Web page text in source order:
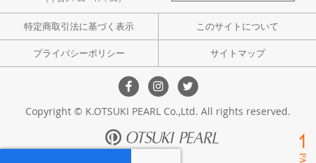
特定商取引法に基づく表示 このサイトについて
プライバシーポリシー サイトマップ
Copyright © K.OTSUKI PEARL Co.,Ltd. All rights reserved.